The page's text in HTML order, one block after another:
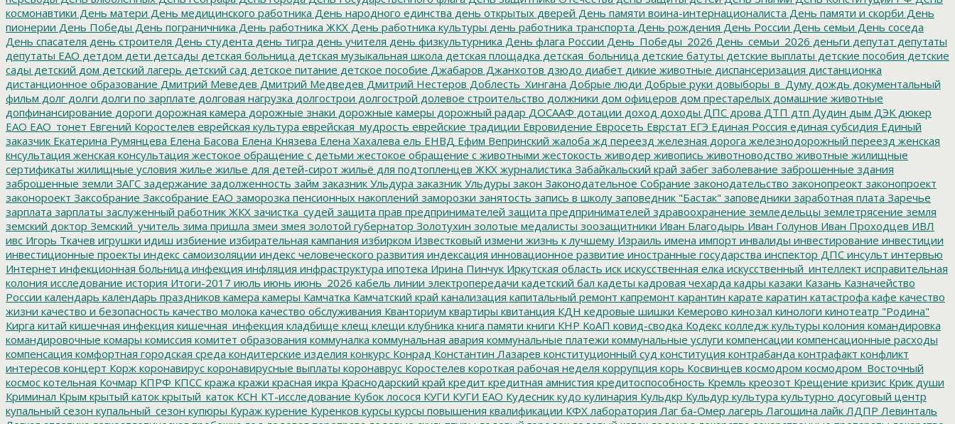
космонавтики День матери День медицинского работника День народного единства день открытых дверей День памяти воина-интернационалиста День памяти и скорби День
пионерии День Победы День пограничника День работника ЖКХ День работника культуры день работника транспорта День рождения День России День семьи День соседа
День спасателя день строителя День студента день тигра день учителя день физкультурника День флага России День_Победы_2026 День_семьи_2026 деньги депутат депутаты
депутаты ЕАО детдом дети детсады детская больница детская музыкальная школа детская площадка детская_больница детские батуты детские выплаты детские пособия детские
сады детский дом детский лагерь детский сад детское питание детское пособие Джабаров Джанхотов дзюдо диабет дикие животные диспансеризация дистанционка
дистанционное образование Дмитрий Меведев Дмитрий Медведев Дмитрий Нестеров Доблесть_Хингана Добрые люди Добрые руки довыборы_в_Думу дождь документальный
фильм долг долги долги по зарплате долговая нагрузка долгострои долгострой долевое строительство должники дом офицеров дом престарелых домашние животные
допфинансирование дороги дорожная камера дорожные знаки дорожные камеры дорожный радар ДОСААФ дотации доход доходы ДПС дрова ДТП дтп Дудин дым ДЭК дюкер
ЕАО ЕАО_тонет Евгений Коростелев еврейская культура еврейская_мудрость еврейские традиции Евровидение Евросеть Еврстат ЕГЭ Единая Россия единая субсидия Единый
заказчик Екатерина Румянцева Елена Басова Елена Князева Елена Хахалева ель ЕНВД Ефим Вепринский жалоба жд переезд железная дорога железнодорожный переезд женская
кнсультация женская консультация жестокое обращение с детьми жестокое обращение с животными жестокость живодер живопись животноводство животные жилищные
сертификаты жилищные условия жилье жилье для детей-сирот жильё для подтопленцев ЖКХ журналистика Забайкальский край забег заболевание заброшенные здания
заброшенные земли ЗАГС задержание задолженность займ заказник Ульдура заказник Ульдуры закон Законодательное Собрание законодательство законопреокт законопроект
законороект Заксобрание Заксобрание ЕАО заморозка пенсионных накоплений заморозки занятость запись в школу заповедник "Бастак" заповедники заработная плата Заречье
зарплата зарплаты заслуженный работник ЖКХ зачистка_судей защита прав предпринимателей защита предпринимателей здравоохранение земледельцы землетрясение земля
земский доктор Земский_учитель зима пришла змеи змея золотой губернатор Золотухин золотые медалисты зоозащитники Иван Благодырь Иван Голунов Иван Проходцев ИВЛ
ивс Игорь Ткачев игрушки идиш избиение избирательная кампания избирком Известковый измени жизнь к лучшему Израиль имена импорт инвалиды инвестирование инвестиции
инвестиционные проекты индекс самоизоляции индекс человеческого развития индексация инновационное развитие иностранные государства инспектор ДПС инсульт интервью
Интернет инфекционная больница инфекция инфляция инфраструктура ипотека Ирина Пинчук Иркутская область иск искусственная елка искусственный_интеллект исправительная
колония исследование история Итоги-2017 июль июнь июнь_2026 кабель линии электропередачи кадетский бал кадеты кадровая чехарда кадры казаки Казань Казначейство
России календарь календарь праздников камера камеры Камчатка Камчатский край канализация капитальный ремонт капремонт карантин карате каратин катастрофа кафе качество
жизни качество и безопасность качество молока качество обслуживания Кванториум квартиры квитанция КДН кедровые шишки Кемерово кинозал кинологи кинотеатр "Родина"
Кирга китай кишечная инфекция кишечная_инфекция кладбище клещ клещи клубника книга памяти книги КНР КоАП ковид-сводка Кодекс колледж культуры колония командировка
командировочные комары комиссия комитет образования коммуналка коммунальная авария коммунальные платежи коммунальные услуги компенсации компенсационные расходы
компенсация комфортная городская среда кондитерские изделия конкурс Конрад Константин Лазарев конституционный суд конституция контрабанда контрафакт конфликт
интересов концерт Корж коронавирус коронавирусные выплаты коронаврус Коростелев короткая рабочая неделя коррупция корь Косвинцев космодром космодром_Восточный
космос котельная Кочмар КПРФ КПСС кража кражи красная икра Краснодарский край кредит кредитная амнистия кредитоспособность Кремль креозот Крещение кризис Крик души
Криминал Крым крытый каток крытый_каток КСН КТ-исследование Кубок лосося КУГИ КУГИ ЕАО Кудесник кудо кулинария Кульдкр Кульдур культура культурно досуговый центр
купальный сезон купальный_сезон купюры Кураж курение Куренков курсы курсы повышения квалификации КФХ лаборатория Лаг ба-Омер лагерь Лагошина лайк ЛДПР Левинталь